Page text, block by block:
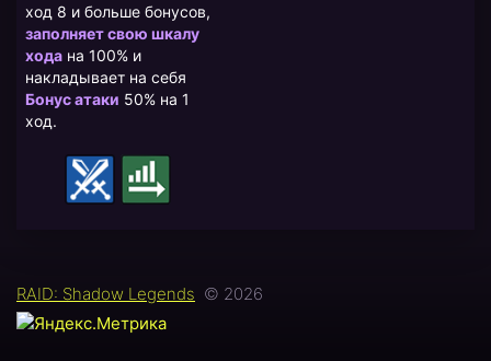
ход 8 и больше бонусов,
заполняет свою шкалу
хода на 100% и
накладывает на себя
Бонус атаки 50% на 1
ход.
RAID: Shadow Legends © 2026